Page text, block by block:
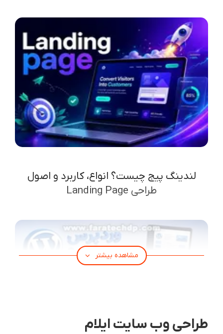
لندینگ پیج چیست؟ انواع، کاربرد و اصول
طراحی Landing Page
مشاهده بیشتر
طراحی وب سایت ایلام